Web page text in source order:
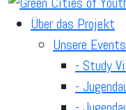
Über das Projekt
Unsere Events
- Study
-